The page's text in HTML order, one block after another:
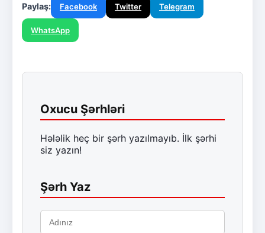
Paylaş: Facebook Twitter Telegram
WhatsApp
Oxucu Şərhləri
Hələlik heç bir şərh yazılmayıb. İlk şərhi
siz yazın!
Şərh Yaz